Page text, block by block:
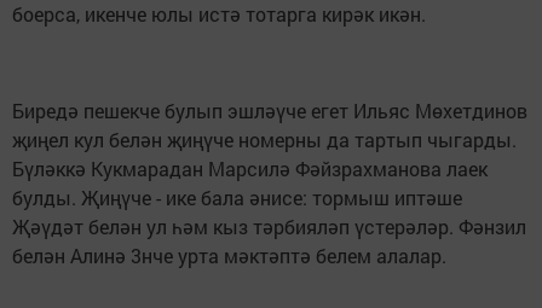
боерса, икенче юлы истә тотарга кирәк икән.
Биредә пешекче булып эшләүче егет Ильяс Мөхетдинов
җиңел кул белән җиңүче номерны да тартып чыгарды.
Бүләккә Кукмарадан Марсилә Фәйзрахманова лаек
булды. Җиңүче - ике бала әнисе: тормыш иптәше
Җәүдәт белән ул һәм кыз тәрбияләп үстерәләр. Фәнзил
белән Алинә 3нче урта мәктәптә белем алалар.